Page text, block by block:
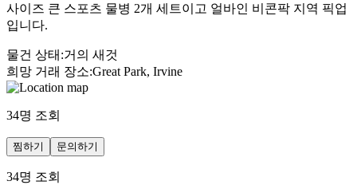
사이즈 큰 스포츠 물병 2개 세트이고 얼바인 비콘팍 지역 픽업
입니다.
물건 상태 :거의 새것
희망 거래 장소:Great Park, Irvine
34명 조회
찜하기 문의하기
34명 조회